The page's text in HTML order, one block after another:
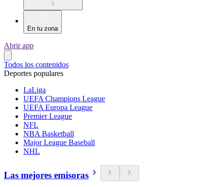
En tu zona
Abrir app
Todos los contenidos
Deportes populares
LaLiga
UEFA Champions League
UEFA Europa League
Premier League
NFL
NBA Basketball
Major League Baseball
NHL
Las mejores emisoras